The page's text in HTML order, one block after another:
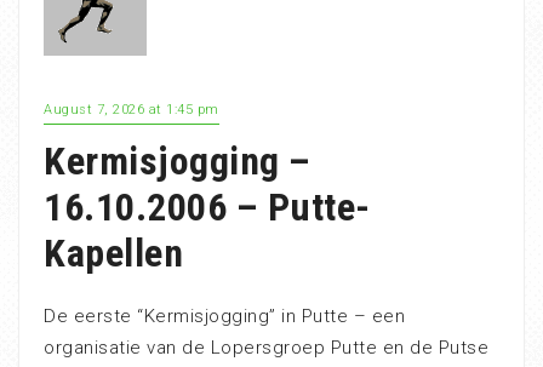
August 7, 2026 at 1:45 pm
Kermisjogging –
16.10.2006 – Putte-
Kapellen
De eerste “Kermisjogging” in Putte – een
organisatie van de Lopersgroep Putte en de Putse